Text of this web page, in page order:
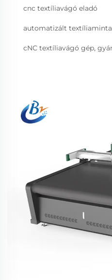
cnc textíliavágó eladó
automatizált
cNC textíliavágó gép,